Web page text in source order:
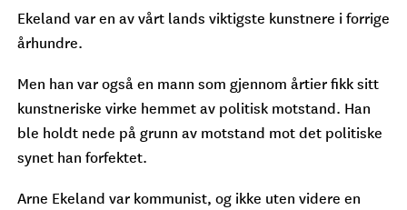
Ekeland var en av vårt lands viktigste kunstnere i forrige
århundre.
Men han var også en mann som gjennom årtier fikk sitt
kunstneriske virke hemmet av politisk motstand. Han
ble holdt nede på grunn av motstand mot det politiske
synet han forfektet.
Arne Ekeland var kommunist, og ikke uten videre en